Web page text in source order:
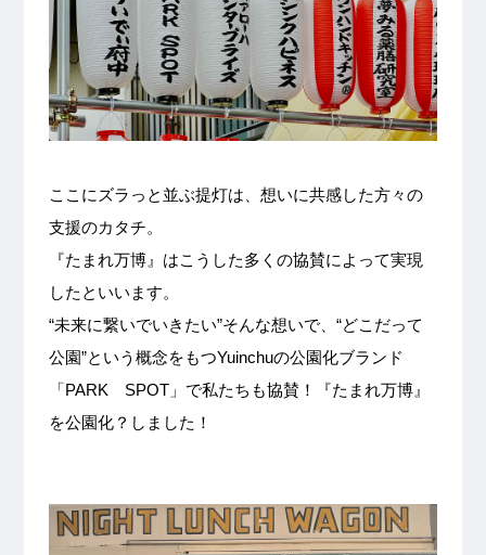
ここにズラっと並ぶ提灯は、想いに共感した方々の
支援のカタチ。
『たまれ万博』はこうした多くの協賛によって実現
したといいます。
“未来に繋いでいきたい”そんな想いで、“どこだって
公園”という概念をもつYuinchuの公園化ブランド
「PARK SPOT」で私たちも協賛！『たまれ万博』
を公園化？しました！